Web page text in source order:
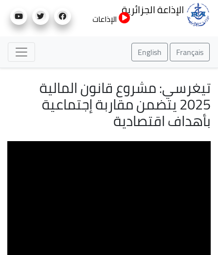
إلى
الإذاعة الجزائرية
الإذاعات
Français
English
تيغرسي: مشروع قانون المالية
2025 يتضمن مقاربة إجتماعية
بأهداف اقتصادية